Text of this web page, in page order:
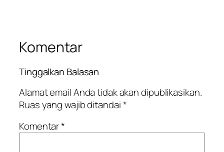
Komentar
Tinggalkan Balasan
Alamat email Anda tidak akan dipublikasikan.
Ruas yang wajib ditandai*
Komentar*